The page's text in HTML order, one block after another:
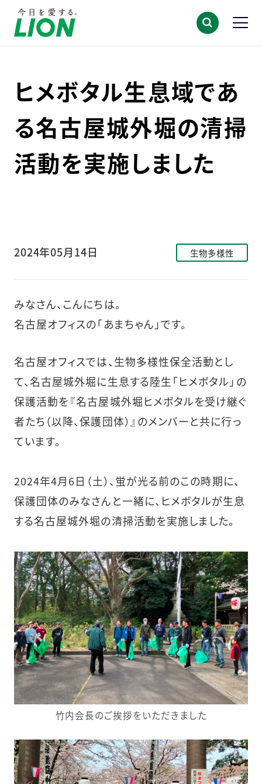
ヒメボタル生息域であ
る名古屋城外堀の清掃
活動を実施しました
2024年05月14日 生物多様性
みなさん、こんにちは。
名古屋オフィスの「あまちゃん」です。
名古屋オフィスでは、生物多様性保全活動とし
て、名古屋城外堀に生息する陸生「ヒメボタル」の
保護活動を『名古屋城外堀ヒメボタルを受け継ぐ
者たち（以降、保護団体）』のメンバーと共に行っ
ています。
2024年4月6日（土）、蛍が光る前のこの時期に、
保護団体のみなさんと一緒に、ヒメボタルが生息
する名古屋城外堀の清掃活動を実施しました。
竹内会長のご挨拶をいただきました